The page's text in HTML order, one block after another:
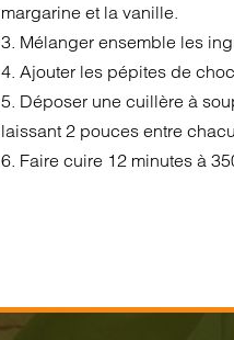
margarine et la vanille.
3. Mélanger ensemble les
4. Ajouter les pépites de
5. Déposer une cuillère à
laissant 2 pouces entre
6. Faire cuire 12 minutes à